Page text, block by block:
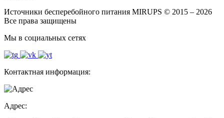
Источники бесперебойного питания MIRUPS © 2015 – 2026
Все права защищены
Мы в социальных сетях
Контактная информация:
Адрес: